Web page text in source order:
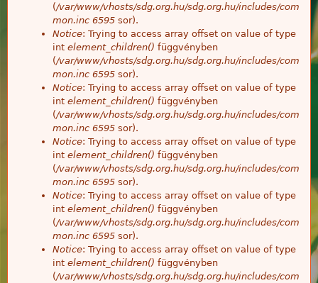
(/var/www/vhosts/sdg.org.hu/sdg.org.hu/includes/com
mon.inc 6595 sor).
Notice: Trying to access array offset on value of type
int element_children() függvényben
(/var/www/vhosts/sdg.org.hu/sdg.org.hu/includes/com
mon.inc 6595 sor).
Notice: Trying to access array offset on value of type
int element_children() függvényben
(/var/www/vhosts/sdg.org.hu/sdg.org.hu/includes/com
mon.inc 6595 sor).
Notice: Trying to access array offset on value of type
int element_children() függvényben
(/var/www/vhosts/sdg.org.hu/sdg.org.hu/includes/com
mon.inc 6595 sor).
Notice: Trying to access array offset on value of type
int element_children() függvényben
(/var/www/vhosts/sdg.org.hu/sdg.org.hu/includes/com
mon.inc 6595 sor).
Notice: Trying to access array offset on value of type
int element_children() függvényben
(/var/www/vhosts/sdg.org.hu/sdg.org.hu/includes/com